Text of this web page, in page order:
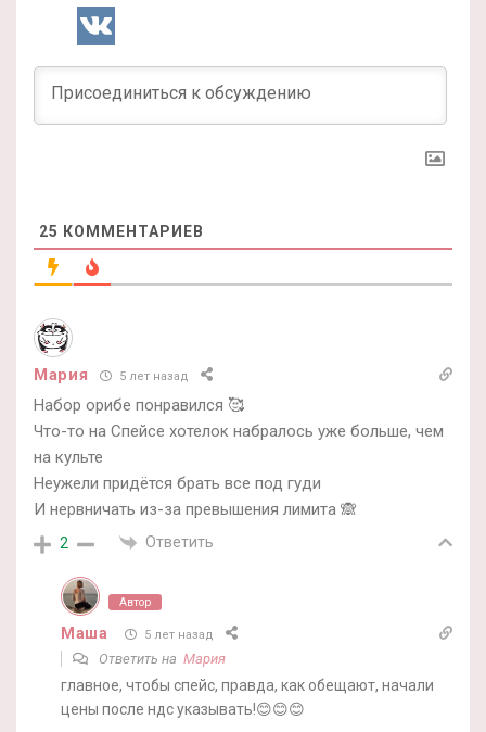
25 КОММЕНТАРИЕВ
Мария 5 лет назад
Набор орибе понравился 🥰
Что-то на Спейсе хотелок набралось уже больше, чем
на культе
Неужели придётся брать все под гуди
И нервничать из-за превышения лимита 🙈
2 Ответить
Автор
Маша 5 лет назад
Ответить на Мария
главное, чтобы спейс, правда, как обещают, начали
цены после ндс указывать!😊😊😊